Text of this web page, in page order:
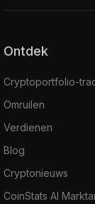
Ontdek
Cryptoportfolio-
Omruilen
Verdienen
Blog
Cryptonieuws
CoinStats AI